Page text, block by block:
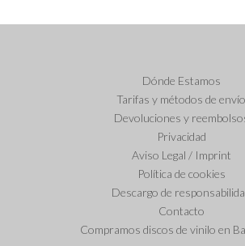
Dónde Estamos
Tarifas y métodos de envío
Devoluciones y
Privacidad
Aviso Legal / Imprint
Política de cookies
Descargo de
Contacto
Compramos discos de vinilo en